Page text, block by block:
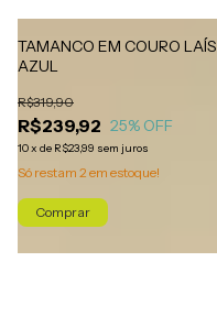
TAMANCO EM COURO LAÍS
AZUL
R$239,92
R$319,90
25% OFF
10x de R$23,99 sem juros
Só restam 2 em estoque!
Comprar